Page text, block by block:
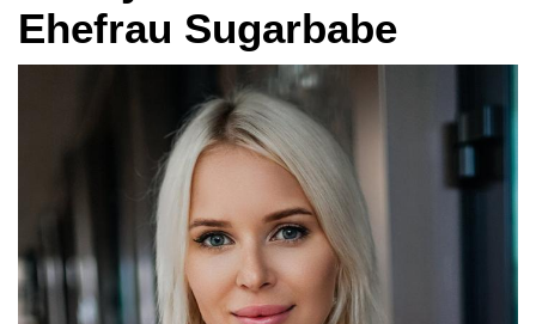
Ehefrau Sugarbabe